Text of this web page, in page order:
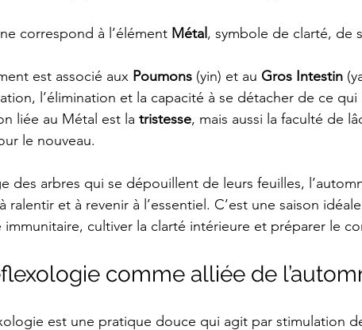
correspond à l’élément Métal, symbole de clarté, de
est associé aux Poumons (yin) et au Gros Intestin
l’élimination et la capacité à se détacher de ce qui
liée au Métal est la tristesse, mais aussi la faculté de
le nouveau.
des arbres qui se dépouillent de leurs feuilles,
ralentir et à revenir à l’essentiel. C’est une saison
immunitaire, cultiver la clarté intérieure et préparer le
comme alliée de
est une pratique douce qui agit par stimulation